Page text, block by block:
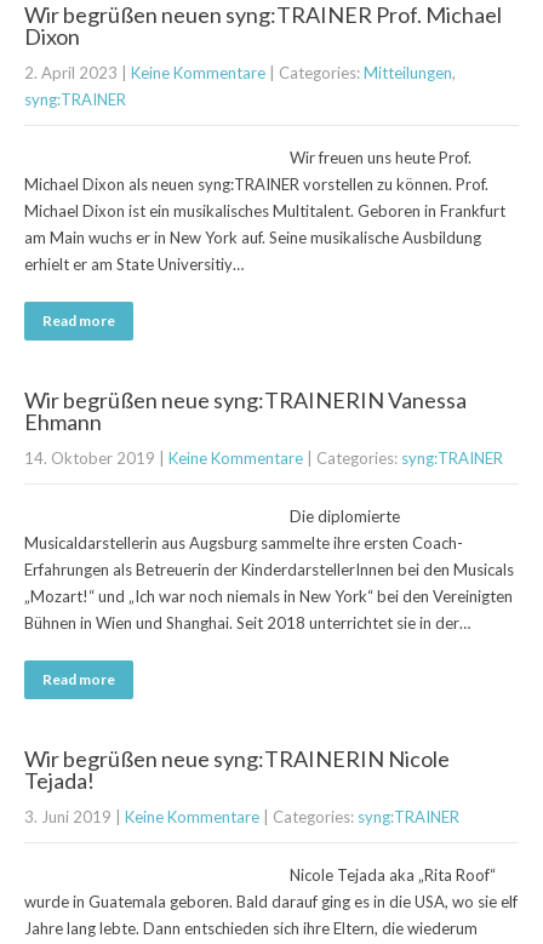
Wir begrüßen neuen syng:TRAINER Prof. Michael
Dixon
2. April 2023 Keine Kommentare | Categories:Mitteilungen,
syng:TRAINER
Wir freuen uns heute Prof.
Michael Dixon als neuen syng:TRAINER vorstellen zu können. Prof.
Michael Dixon ist ein musikalisches Multitalent. Geboren in Frankfurt
am Main wuchs er in New York auf. Seine musikalische Ausbildung
erhielt er am State Universitiy…
Read more
Wir begrüßen neue syng:TRAINERIN Vanessa
Ehmann
14. Oktober 2019 Keine Kommentare | Categories: syng:TRAINER
Die diplomierte
Musicaldarstellerin aus Augsburg sammelte ihre ersten Coach-
Erfahrungen als Betreuerin der KinderdarstellerInnen bei den Musicals
„Mozart!“ und „Ich war noch niemals in New York“ bei den Vereinigten
Bühnen in Wien und Shanghai. Seit 2018 unterrichtet sie in der…
Read more
Wir begrüßen neue syng:TRAINERIN Nicole
Tejada!
3. Juni 2019 Keine Kommentare | Categories: syng:TRAINER
Nicole Tejada aka „Rita Roof“
wurde in Guatemala geboren. Bald darauf ging es in die USA, wo sie elf
Jahre lang lebte. Dann entschieden sich ihre Eltern, die wiederum